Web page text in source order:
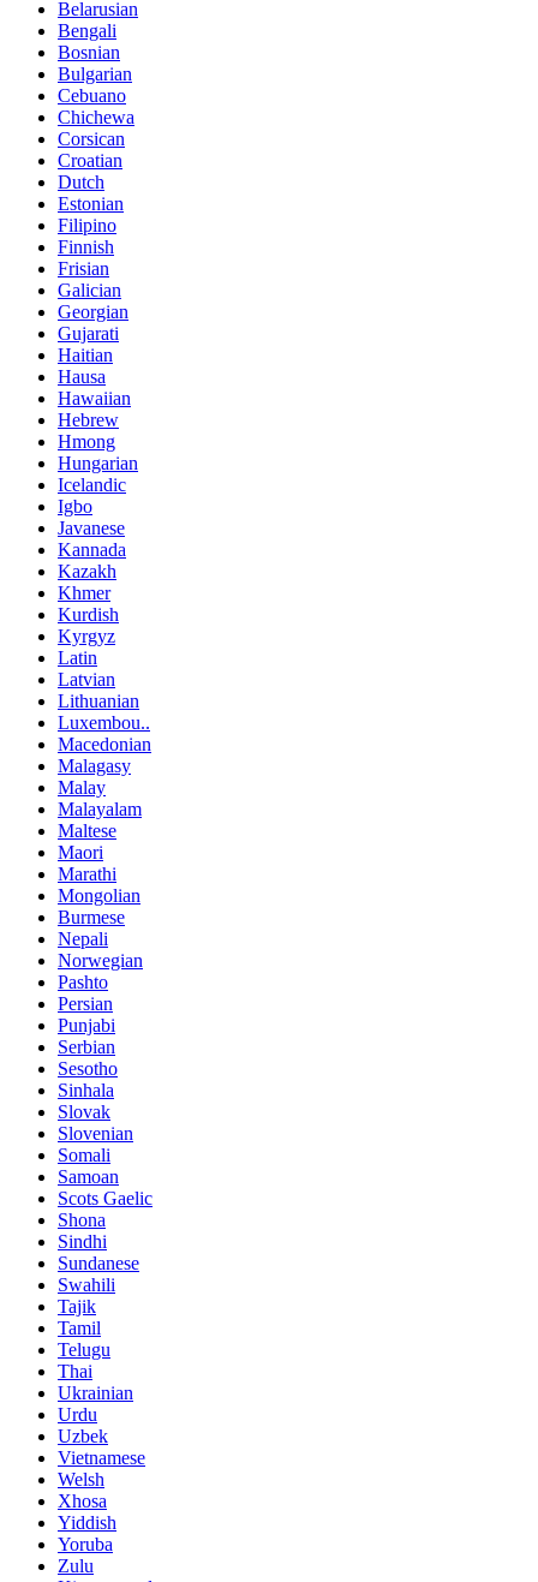
Belarusian
Bengali
Bosnian
Bulgarian
Cebuano
Chichewa
Corsican
Croatian
Dutch
Estonian
Filipino
Finnish
Frisian
Galician
Georgian
Gujarati
Haitian
Hausa
Hawaiian
Hebrew
Hmong
Hungarian
Icelandic
Igbo
Javanese
Kannada
Kazakh
Khmer
Kurdish
Kyrgyz
Latin
Latvian
Lithuanian
Luxembou..
Macedonian
Malagasy
Malay
Malayalam
Maltese
Maori
Marathi
Mongolian
Burmese
Nepali
Norwegian
Pashto
Persian
Punjabi
Serbian
Sesotho
Sinhala
Slovak
Slovenian
Somali
Samoan
Scots Gaelic
Shona
Sindhi
Sundanese
Swahili
Tajik
Tamil
Telugu
Thai
Ukrainian
Urdu
Uzbek
Vietnamese
Welsh
Xhosa
Yiddish
Yoruba
Zulu